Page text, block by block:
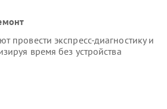
провести экспресс-диагностику и
время без устройства